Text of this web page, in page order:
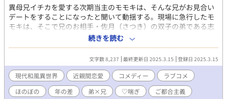
異母兄イチカを愛する次期当主のモモキは、そんな兄がお見合い
デートをすることになったと聞いて動揺する。現場に急行したモ
モキは、そこで兄のお相手・佐月（さつき）の双子の弟である志
月（しづき）とカチ合う。志月もまたモモキと同じく姉のお見合
いデートを尾行しているブラコンであったのだ……。 ※現代和風
異世界……のつもりだったんですがほとんど要素なし。ほのぼの
コメディーだけどインモラル。具体的な性描写は少ないです。攻
めが女性とお付き合いした経験あり、受けの過去に男性（セフ
レ）の影あり。詳細な描写はありませんが、攻めによる受けのア
ナル舐めあり。 ※他投稿サイトにも掲載。
続きを読む
文字数 8,237 最終更新日 2025.3.15 登録日 2025.3.15
現代和風異世界 近親間恋愛 コメディー
ラブコメ
ほのぼの
年の差 弟×兄 ♡喘ぎ
ご都合主義